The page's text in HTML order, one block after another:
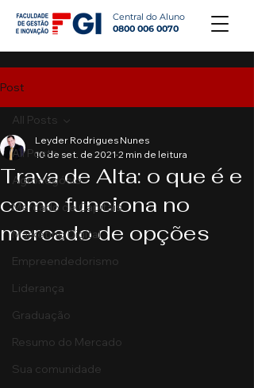
Central do Aluno
0800 006 0070
Post
All Posts
Agronegócio
Mercado de Capitais
Marketing Digital
Empreendedorismo
Liderança
Graduação
Resumo do Mercado
Sua comunidade
All Posts
Trava de Alta: o que é e
como funciona no
mercado de opções
Leyder Rodrigues Nunes
10 de set. de 2021 2 min de leitura